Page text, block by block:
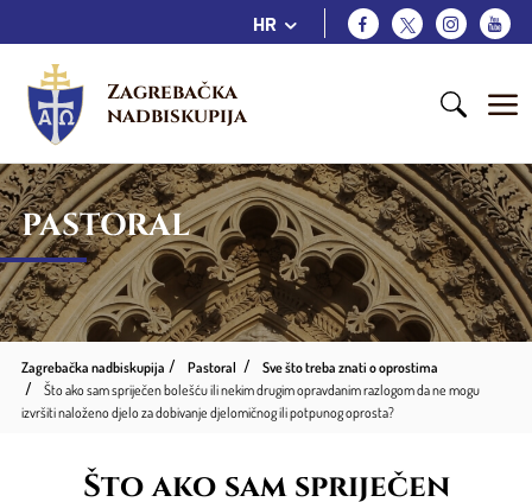
HR
Zagrebačka
nadbiskupija
PASTORAL
Zagrebačka nadbiskupija Pastoral
Sve što treba znati o oprostima
Što ako sam spriječen bolešću ili nekim drugim opravdanim razlogom da ne mogu
izvršiti naloženo djelo za dobivanje djelomičnog ili potpunog oprosta?
Što ako sam spriječen